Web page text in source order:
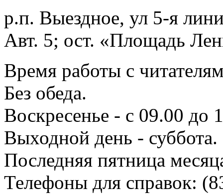
р.п. Выездное, ул 5-я
Авт. 5; ост. «Площадь
Время работы с
Без обеда.
Воскресенье - с 09.00 до
Выходной день - суббота.
Последняя пятница
Телефоны для справок: